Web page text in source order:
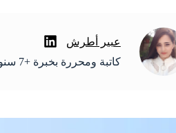
عبير أطرش
كاتبة ومحررة بخبرة +7 سنوات، متخصصة في كتابة المحتوى، والسرد القصصي، وتحسين محركات البحث.